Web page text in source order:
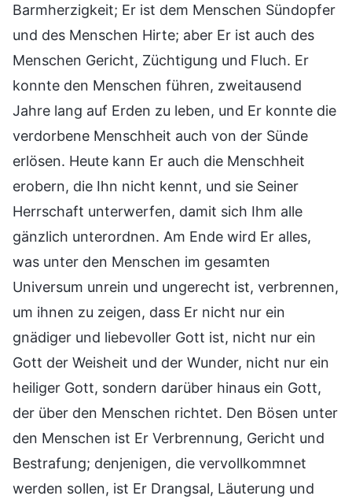
Barmherzigkeit; Er ist dem Menschen Sündopfer
und des Menschen Hirte; aber Er ist auch des
Menschen Gericht, Züchtigung und Fluch. Er
konnte den Menschen führen, zweitausend
Jahre lang auf Erden zu leben, und Er konnte die
verdorbene Menschheit auch von der Sünde
erlösen. Heute kann Er auch die Menschheit
erobern, die Ihn nicht kennt, und sie Seiner
Herrschaft unterwerfen, damit sich Ihm alle
gänzlich unterordnen. Am Ende wird Er alles,
was unter den Menschen im gesamten
Universum unrein und ungerecht ist, verbrennen,
um ihnen zu zeigen, dass Er nicht nur ein
gnädiger und liebevoller Gott ist, nicht nur ein
Gott der Weisheit und der Wunder, nicht nur ein
heiliger Gott, sondern darüber hinaus ein Gott,
der über den Menschen richtet. Den Bösen unter
den Menschen ist Er Verbrennung, Gericht und
Bestrafung; denjenigen, die vervollkommnet
werden sollen, ist Er Drangsal, Läuterung und